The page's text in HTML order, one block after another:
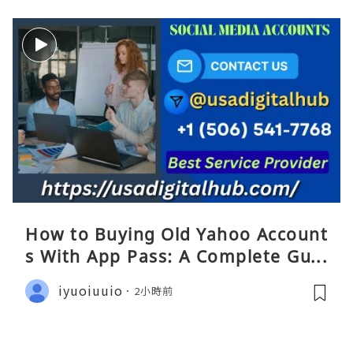
How to Buying Old Yahoo Account
s With App Pass: A Complete Guid
e
iyuoiuuio 2小時前